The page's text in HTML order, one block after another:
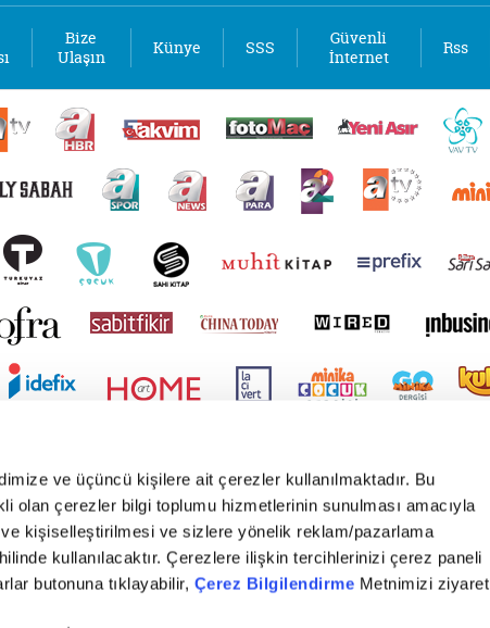
ve üçüncü kişilere ait çerezler kullanılmaktadır. Bu
olan çerezler bilgi toplumu hizmetlerinin sunulması amacıyla
ve kişiselleştirilmesi ve sizlere yönelik reklam/pazarlama
kullanılacaktır. Çerezlere ilişkin tercihlerinizi çerez paneli
butonuna tıklayabilir, Çerez Bilgilendirme Metnimizi ziyaret
Bize
Ulaşın
Künye SSS
Güvenli
İnternet
Rss
Tüm hakları saklıdır. TURKUVAZ HABERLEŞME VE YAYINCILIK ANONİM ŞİRKETİ